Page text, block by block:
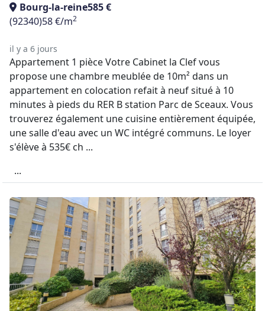
Bourg-la-reine585 €
(92340)58 €/m2
il y a 6 jours
Appartement 1 pièce Votre Cabinet la Clef vous
propose une chambre meublée de 10m² dans un
appartement en colocation refait à neuf situé à 10
minutes à pieds du RER B station Parc de Sceaux. Vous
trouverez également une cuisine entièrement équipée,
une salle d'eau avec un WC intégré communs. Le loyer
s'élève à 535€ ch ...
...